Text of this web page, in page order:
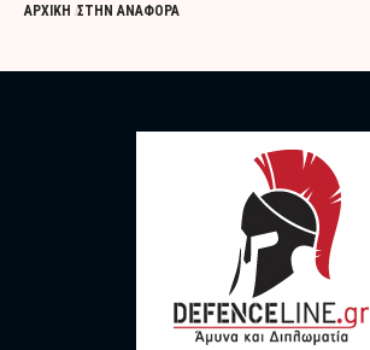
ΑΡΧΙΚΗ ΣΤΗΝ ΑΝΑΦΟΡΑ